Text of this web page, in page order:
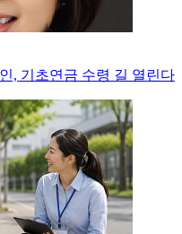
, 기초연금 수령 길 열린다